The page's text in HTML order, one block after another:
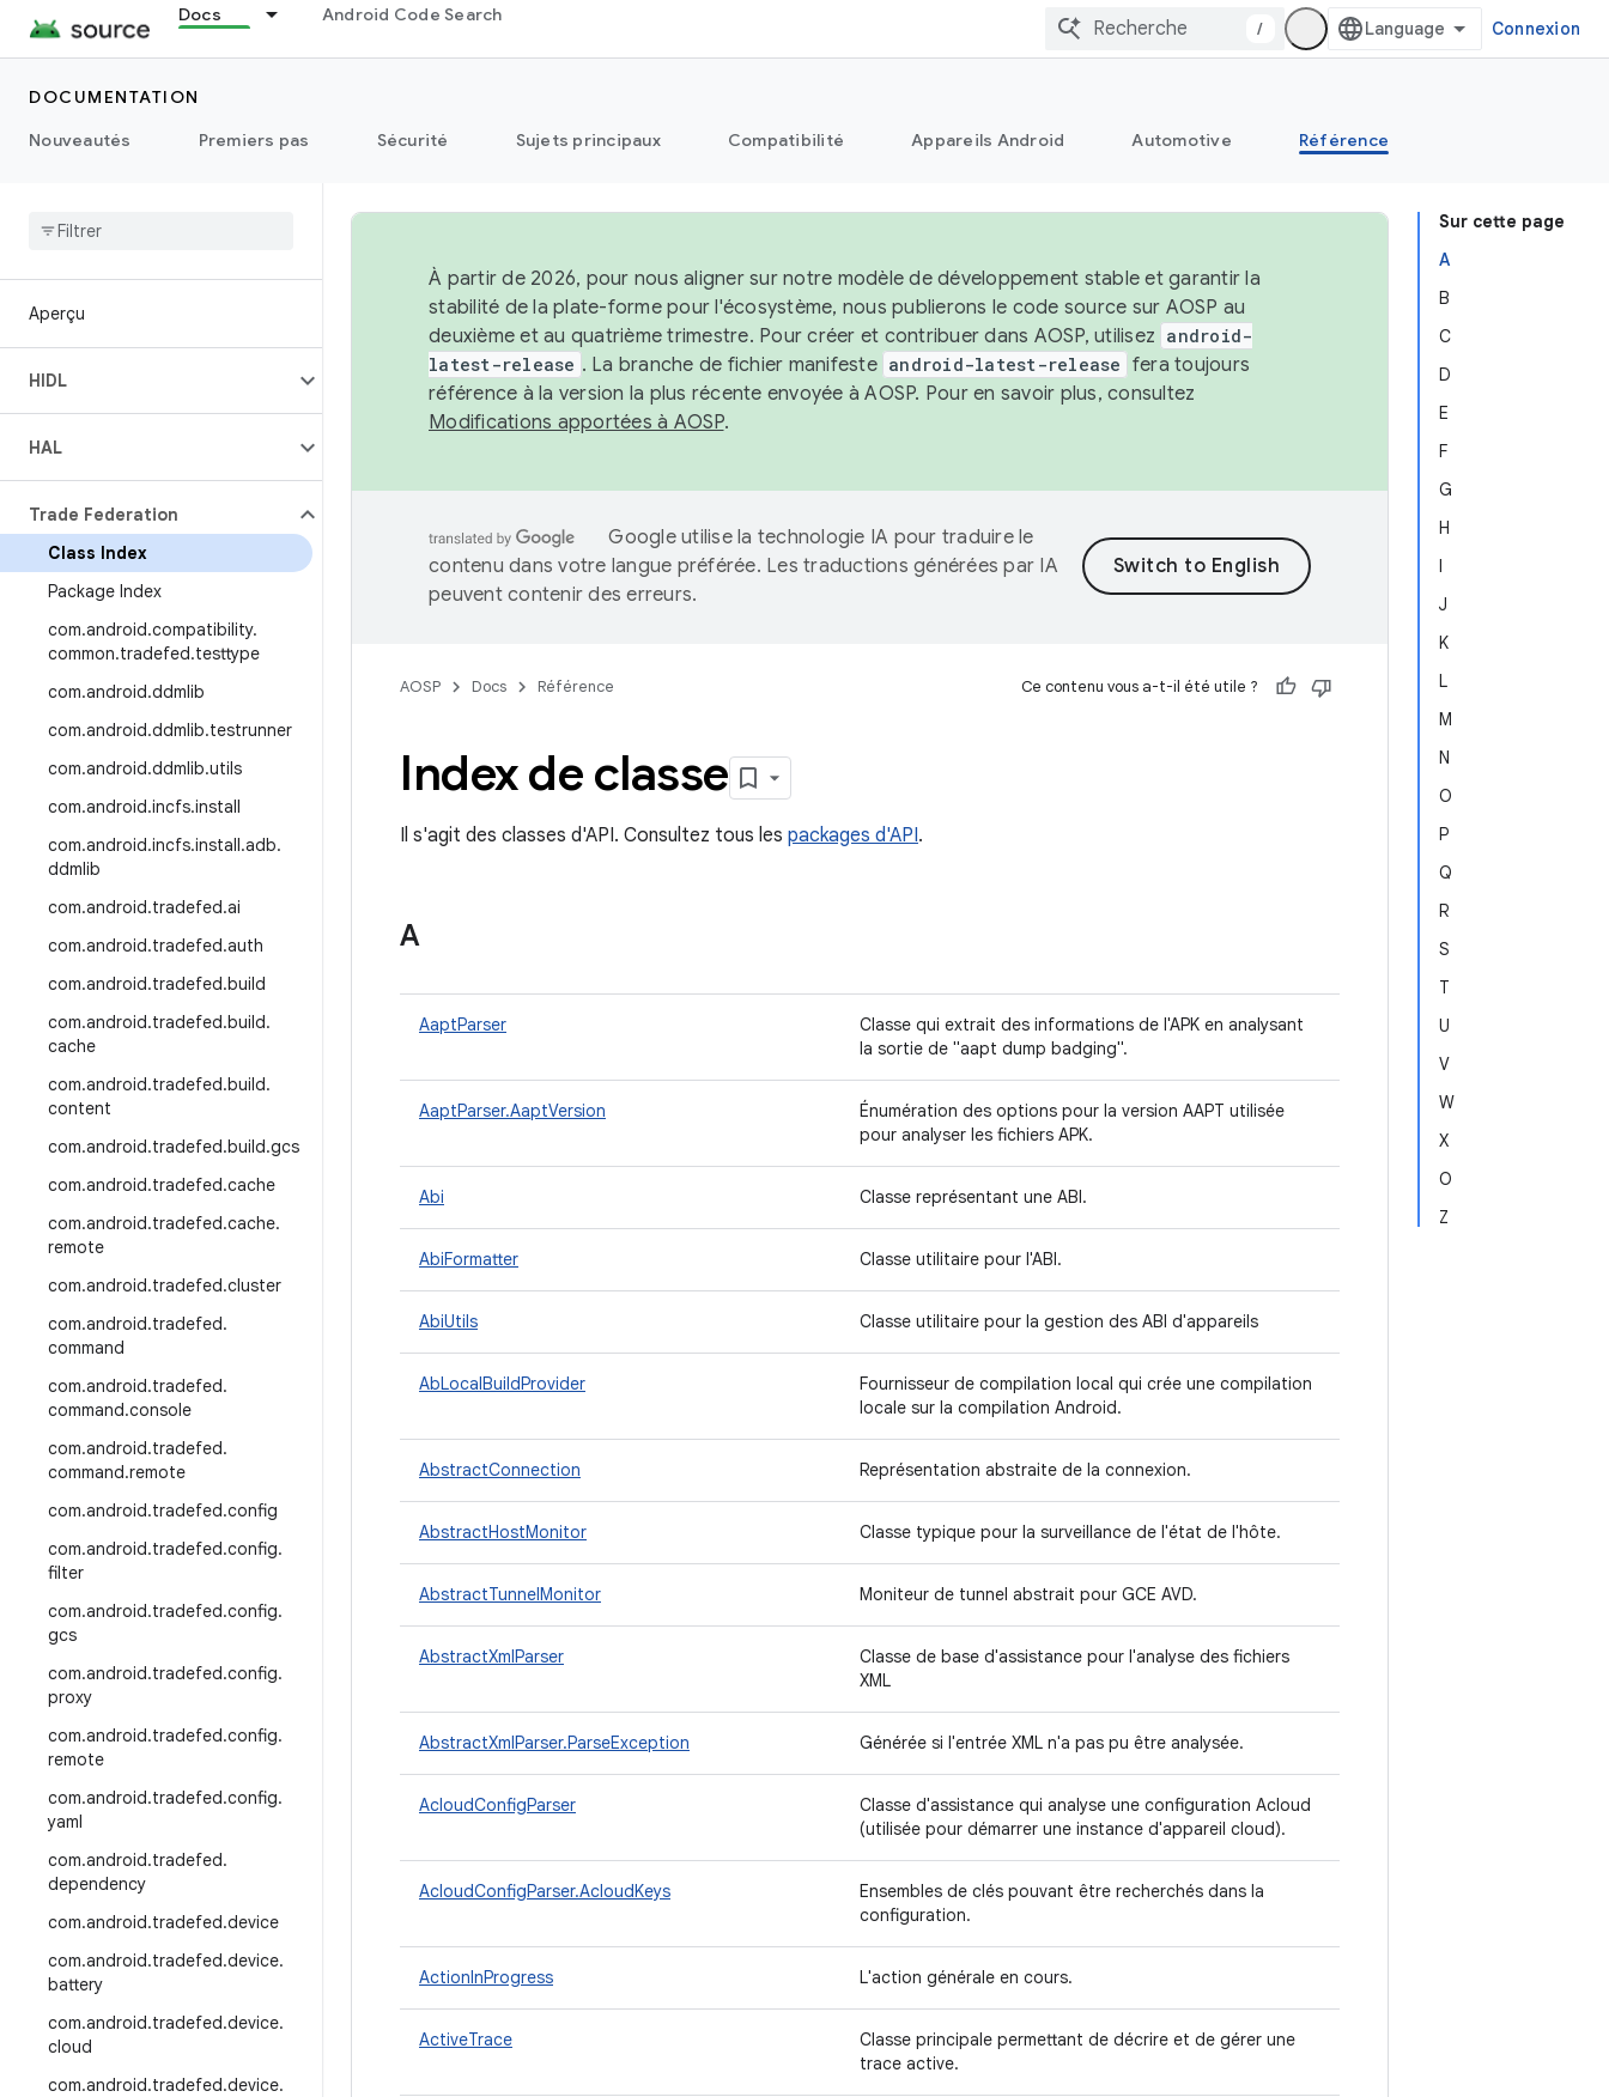
Docs Android Code Search
/ Connexion
DOCUMENTATION
Nouveautés
Premiers pas Sécurité Sujets principaux Compatibilité Appareils Android Automotive Référence
Aperçu
HIDL
HAL
Trade Federation
Class Index
Package Index
com.android.compatibility.
common.tradefed.testtype
com.android.ddmlib
com.android.ddmlib.testrunner
com.android.ddmlib.utils
com.android.incfs.install
com.android.incfs.install.adb.
ddmlib
com.android.tradefed.ai
com.android.tradefed.auth
com.android.tradefed.build
com.android.tradefed.build.
cache
com.android.tradefed.build.
content
com.android.tradefed.build.gcs
com.android.tradefed.cache
com.android.tradefed.cache.
remote
com.android.tradefed.cluster
com.android.tradefed.
command
com.android.tradefed.
command.console
com.android.tradefed.
command.remote
com.android.tradefed.config
com.android.tradefed.config.
filter
com.android.tradefed.config.
gcs
com.android.tradefed.config.
proxy
com.android.tradefed.config.
remote
com.android.tradefed.config.
yaml
com.android.tradefed.
dependency
com.android.tradefed.device
com.android.tradefed.device.
battery
com.android.tradefed.device.
cloud
com.android.tradefed.device.
Sur cette page
A
B
C
D
E
F
G
H
I
J
K
L
M
N
O
P
Q
R
S
T
U
V
W
X
O
Z
À partir de 2026, pour nous aligner sur notre modèle de développement stable et garantir la
stabilité de la plate-forme pour l'écosystème, nous publierons le code source sur AOSP au
deuxième et au quatrième trimestre. Pour créer et contribuer dans AOSP, utilisez android-
latest-release . La branche de fichier manifeste android-latest-release fera toujours
référence à la version la plus récente envoyée à AOSP. Pour en savoir plus, consultez
Modifications apportées à AOSP.
Google utilise la technologie IA pour traduire le
contenu dans votre langue préférée. Les traductions générées par IA
peuvent contenir des erreurs.
AOSP Docs Référence Ce contenu vous a-t-il été utile ?
Index de classe
Il s'agit des classes d'API. Consultez tous les packages d'API.
A
AaptParser
Classe qui extrait des informations de l'APK en analysant
la sortie de "aapt dump badging".
AaptParser.AaptVersion
Énumération des options pour la version AAPT utilisée
pour analyser les fichiers APK.
Abi Classe représentant une ABI.
AbiFormatter Classe utilitaire pour l'ABI.
AbiUtils Classe utilitaire pour la gestion des ABI d'appareils
AbLocalBuildProvider
Fournisseur de compilation local qui crée une compilation
locale sur la compilation Android.
AbstractConnection Représentation abstraite de la connexion.
AbstractHostMonitor Classe typique pour la surveillance de l'état de l'hôte.
AbstractTunnelMonitor Moniteur de tunnel abstrait pour GCE AVD.
AbstractXmlParser
Classe de base d'assistance pour l'analyse des fichiers
XML
AbstractXmlParser.ParseException Générée si l'entrée XML n'a pas pu être analysée.
AcloudConfigParser
Classe d'assistance qui analyse une configuration Acloud
(utilisée pour démarrer une instance d'appareil cloud).
AcloudConfigParser.AcloudKeys
Ensembles de clés pouvant être recherchés dans la
configuration.
ActionInProgress L'action générale en cours.
ActiveTrace
Classe principale permettant de décrire et de gérer une
trace active.